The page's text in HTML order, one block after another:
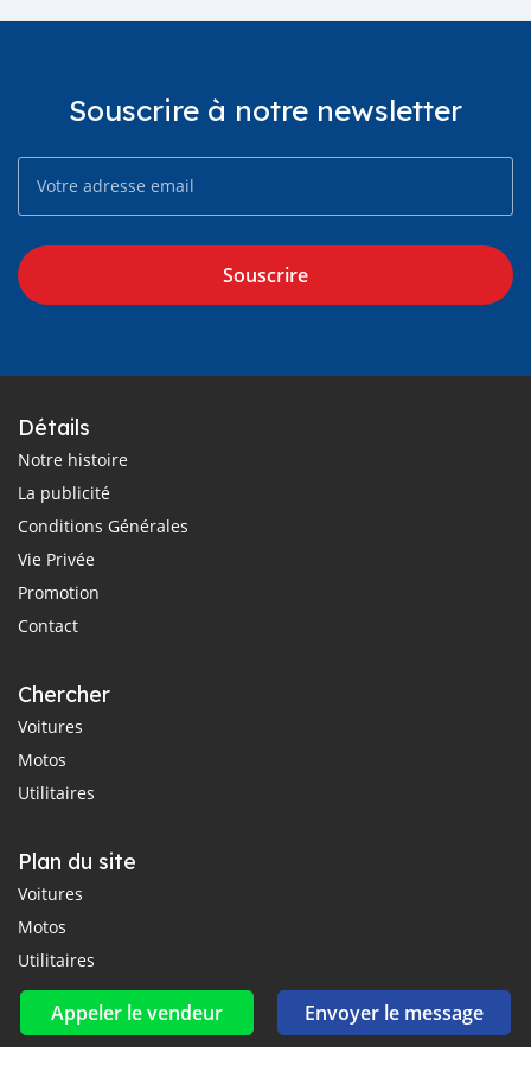
Appeler le vendeur Envoyer le message
Souscrire à notre newsletter
Souscrire
Détails
Notre histoire
La publicité
Conditions Générales
Vie Privée
Promotion
Contact
Chercher
Voitures
Motos
Utilitaires
Plan du site
Voitures
Motos
Utilitaires